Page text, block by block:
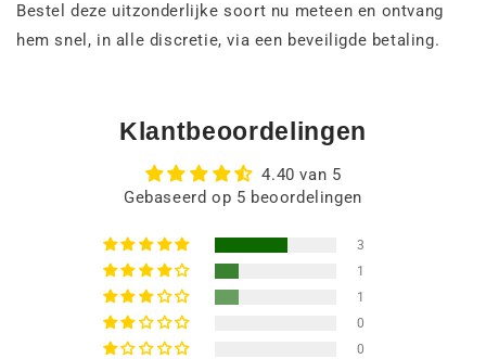
Bestel deze uitzonderlijke soort nu meteen en ontvang
hem snel, in alle discretie, via een beveiligde betaling.
Klantbeoordelingen
4.40 van 5
Gebaseerd op 5 beoordelingen
3
1
1
0
0